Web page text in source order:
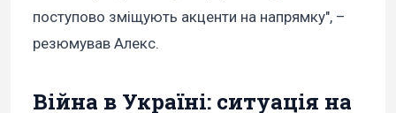
поступово зміщують акценти на напрямку", –
резюмував Алекс.
Війна в Україні: ситуація на